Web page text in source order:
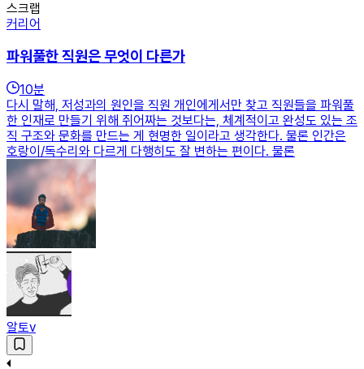
스크랩
커리어
파워풀한 직원은 무엇이 다른가
10분
다시 말해, 저성과의 원인을 직원 개인에게서만 찾고 직원들을 파워풀
한 인재로 만들기 위해 쥐어짜는 것보다는, 체계적이고 완성도 있는 조
직 구조와 문화를 만드는 게 현명한 일이라고 생각한다. 물론 인간은
호랑이/독수리와 다르게 다행히도 잘 변하는 편이다. 물론
알토v